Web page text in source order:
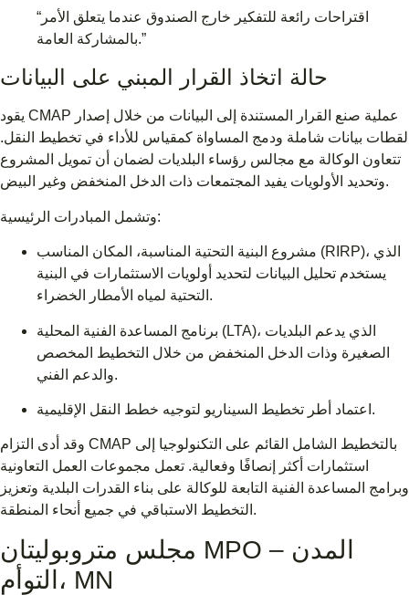
“اقتراحات رائعة للتفكير خارج الصندوق عندما يتعلق الأمر
بالمشاركة العامة.”
حالة اتخاذ القرار المبني على البيانات
يقود CMAP عملية صنع القرار المستندة إلى البيانات من خلال إصدار
لقطات بيانات شاملة ودمج المساواة كمقياس للأداء في تخطيط النقل.
تتعاون الوكالة مع مجالس رؤساء البلديات لضمان أن تمويل المشروع
وتحديد الأولويات يفيد المجتمعات ذات الدخل المنخفض وغير البيض.
وتشمل المبادرات الرئيسية:
مشروع البنية التحتية المناسبة، المكان المناسب (RIRP)، الذي
يستخدم تحليل البيانات لتحديد أولويات الاستثمارات في البنية
التحتية لمياه الأمطار الخضراء.
برنامج المساعدة الفنية المحلية (LTA)، الذي يدعم البلديات
الصغيرة وذات الدخل المنخفض من خلال التخطيط المخصص
والدعم الفني.
اعتماد أطر تخطيط السيناريو لتوجيه خطط النقل الإقليمية.
وقد أدى التزام CMAP بالتخطيط الشامل القائم على التكنولوجيا إلى
استثمارات أكثر إنصافًا وفعالية. تعمل مجموعات العمل التعاونية
وبرامج المساعدة الفنية التابعة للوكالة على بناء القدرات البلدية وتعزيز
التخطيط الاستباقي في جميع أنحاء المنطقة.
مجلس متروبوليتان MPO – المدن
التوأم، MN